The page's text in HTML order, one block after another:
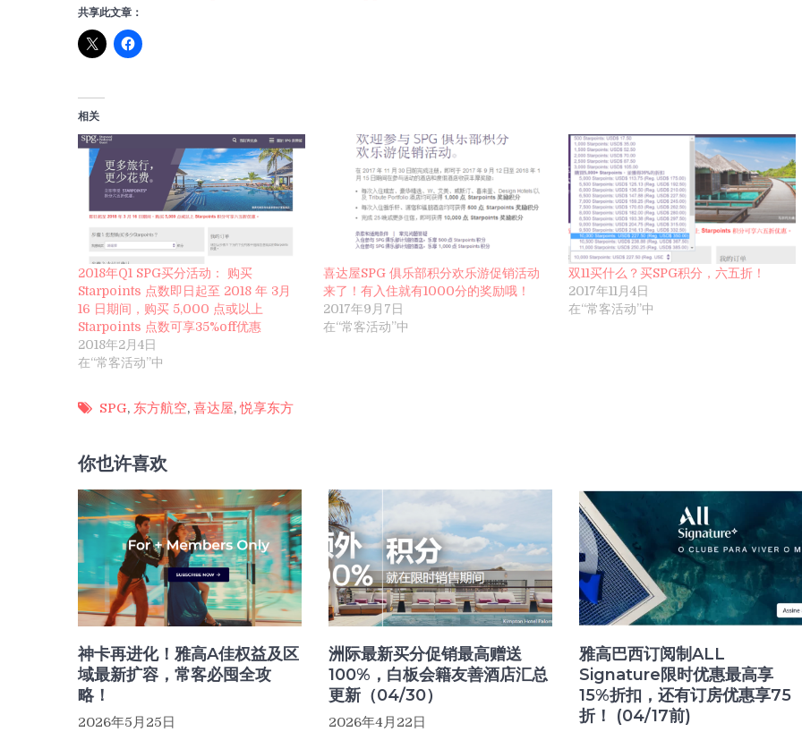
共享此文章：
相关
2018年Q1 SPG买分活动： 购买
Starpoints 点数即日起至 2018 年 3月
16 日期间，购买 5,000 点或以上
Starpoints 点数可享35%off优惠
2018年2月4日
在“常客活动”中
喜达屋SPG 俱乐部积分欢乐游促销活动
来了！有入住就有1000分的奖励哦！
2017年9月7日
在“常客活动”中
双11买什么？买SPG积分，六五折！
2017年11月4日
在“常客活动”中
SPG, 东方航空, 喜达屋,悦享东方
你也许喜欢
神卡再进化！雅高A佳权益及区
域最新扩容，常客必囤全攻
略！
2026年5月25日
洲际最新买分促销最高赠送
100%，白板会籍友善酒店汇总
更新（04/30）
2026年4月22日
雅高巴西订阅制ALL
Signature限时优惠最高享
15%折扣，还有订房优惠享75
折！ (04/17前)